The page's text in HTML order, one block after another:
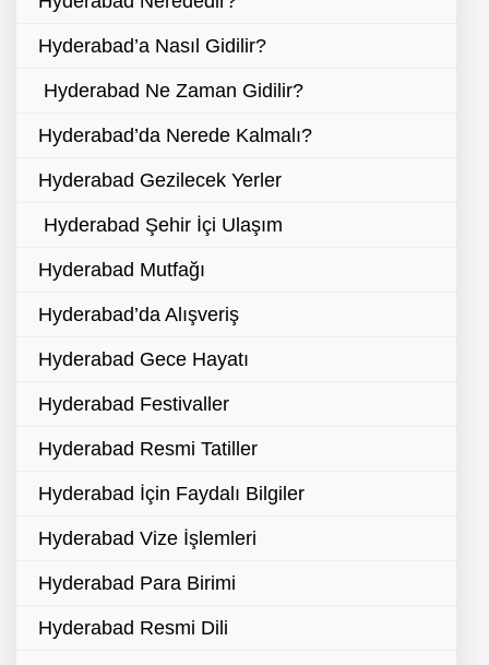
Hyderabad’a Nasıl Gidilir?
Hyderabad Ne Zaman Gidilir?
Hyderabad’da Nerede Kalmalı?
Hyderabad Gezilecek Yerler
Hyderabad Şehir İçi Ulaşım
Hyderabad Mutfağı
Hyderabad’da Alışveriş
Hyderabad Gece Hayatı
Hyderabad Festivaller
Hyderabad Resmi Tatiller
Hyderabad İçin Faydalı Bilgiler
Hyderabad Vize İşlemleri
Hyderabad Para Birimi
Hyderabad Resmi Dili